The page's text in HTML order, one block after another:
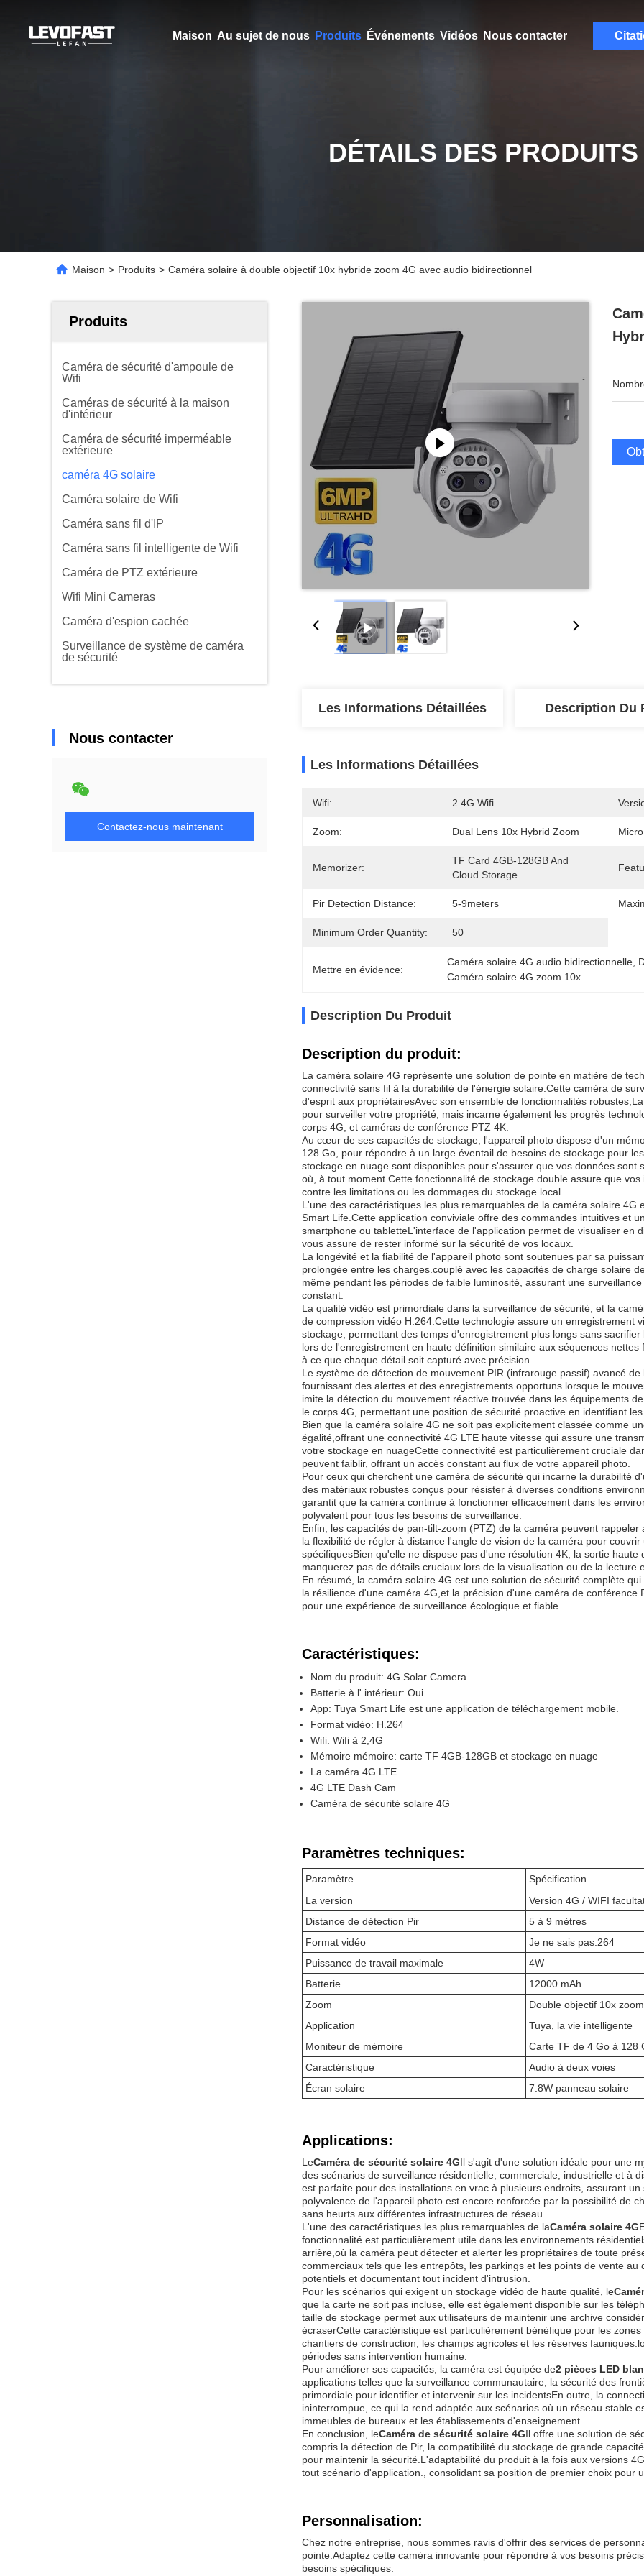
Maison Au sujet de nous Produits Événements Vidéos Nous contacter
DÉTAILS DES PRODUITS
Maison > Produits > Caméra solaire à double objectif 10x hybride zoom 4G avec audio bidirectionnel
Produits
Caméra de sécurité d'ampoule de
Wifi
Caméras de sécurité à la maison
d'intérieur
Caméra de sécurité imperméable
extérieure
caméra 4G solaire
Caméra solaire de Wifi
Caméra sans fil d'IP
Caméra sans fil intelligente de Wifi
Caméra de PTZ extérieure
Wifi Mini Cameras
Caméra d'espion cachée
Surveillance de système de caméra
de sécurité
Nous contacter
Contactez-nous maintenant
Les Informations Détaillées Description Du
Les Informations Détaillées
Wifi: 2.4G Wifi
Zoom: Dual Lens 10x Hybrid Zoom
Memorizer:
TF Card 4GB-128GB And
Cloud Storage
Pir Detection Distance: 5-9meters
Minimum Order Quantity: 50
Mettre en évidence:
Caméra solaire 4G audio bidirectionnelle
Caméra solaire 4G zoom 10x
Description Du Produit
Description du produit:
La caméra solaire 4G représente une solution de pointe en matière de
connectivité sans fil à la durabilité de l'énergie solaire.Cette caméra de
d'esprit aux propriétairesAvec son ensemble de fonctionnalités
pour surveiller votre propriété, mais incarne également les progrès
corps 4G, et caméras de conférence PTZ 4K.
Au cœur de ses capacités de stockage, l'appareil photo dispose d'un
128 Go, pour répondre à un large éventail de besoins de stockage pour
stockage en nuage sont disponibles pour s'assurer que vos données
où, à tout moment.Cette fonctionnalité de stockage double assure que
contre les limitations ou les dommages du stockage local.
L'une des caractéristiques les plus remarquables de la caméra solaire
Smart Life.Cette application conviviale offre des commandes intuitives et
smartphone ou tabletteL'interface de l'application permet de visualiser en
vous assure de rester informé sur la sécurité de vos locaux.
La longévité et la fiabilité de l'appareil photo sont soutenues par sa
prolongée entre les charges.couplé avec les capacités de charge solaire
même pendant les périodes de faible luminosité, assurant une
constant.
La qualité vidéo est primordiale dans la surveillance de sécurité, et la
de compression vidéo H.264.Cette technologie assure un enregistrement
stockage, permettant des temps d'enregistrement plus longs sans
lors de l'enregistrement en haute définition similaire aux séquences
à ce que chaque détail soit capturé avec précision.
Le système de détection de mouvement PIR (infrarouge passif) avancé
fournissant des alertes et des enregistrements opportuns lorsque le
imite la détection du mouvement réactive trouvée dans les équipements
le corps 4G, permettant une position de sécurité proactive en identifiant
Bien que la caméra solaire 4G ne soit pas explicitement classée comme
égalité,offrant une connectivité 4G LTE haute vitesse qui assure une
votre stockage en nuageCette connectivité est particulièrement cruciale
peuvent faiblir, offrant un accès constant au flux de votre appareil photo.
Pour ceux qui cherchent une caméra de sécurité qui incarne la durabilité
des matériaux robustes conçus pour résister à diverses conditions
garantit que la caméra continue à fonctionner efficacement dans les
polyvalent pour tous les besoins de surveillance.
Enfin, les capacités de pan-tilt-zoom (PTZ) de la caméra peuvent
la flexibilité de régler à distance l'angle de vision de la caméra pour
spécifiquesBien qu'elle ne dispose pas d'une résolution 4K, la sortie
manquerez pas de détails cruciaux lors de la visualisation ou de la lecture
En résumé, la caméra solaire 4G est une solution de sécurité complète
la résilience d'une caméra 4G,et la précision d'une caméra de
pour une expérience de surveillance écologique et fiable.
Caractéristiques:
Nom du produit: 4G Solar Camera
Batterie à l' intérieur: Oui
App: Tuya Smart Life est une application de téléchargement mobile.
Format vidéo: H.264
Wifi: Wifi à 2,4G
Mémoire mémoire: carte TF 4GB-128GB et stockage en nuage
La caméra 4G LTE
4G LTE Dash Cam
Caméra de sécurité solaire 4G
Paramètres techniques:
Paramètre
Spécification
La version
Version 4G / WIFI
Distance de détection Pir
5 à 9 mètres
Format vidéo
Je ne sais pas.264
Puissance de travail maximale
4W
Batterie
12000 mAh
Zoom
Double objectif 10x
Application
Tuya, la vie intelligente
Moniteur de mémoire
Carte TF de 4 Go à 128
Caractéristique
Audio à deux voies
Écran solaire
7.8W panneau solaire
Applications:
LeCaméra de sécurité solaire 4GIl s'agit d'une solution idéale pour une
des scénarios de surveillance résidentielle, commerciale, industrielle et à
est parfaite pour des installations en vrac à plusieurs endroits, assurant
polyvalence de l'appareil photo est encore renforcée par la possibilité de
sans heurts aux différentes infrastructures de réseau.
L'une des caractéristiques les plus remarquables de laCaméra solaire 4G
fonctionnalité est particulièrement utile dans les environnements
arrière,où la caméra peut détecter et alerter les propriétaires de toute
commerciaux tels que les entrepôts, les parkings et les points de vente
potentiels et documentant tout incident d'intrusion.
Pour les scénarios qui exigent un stockage vidéo de haute qualité, le
que la carte ne soit pas incluse, elle est également disponible sur les
taille de stockage permet aux utilisateurs de maintenir une archive
écraserCette caractéristique est particulièrement bénéfique pour les
chantiers de construction, les champs agricoles et les réserves
périodes sans intervention humaine.
Pour améliorer ses capacités, la caméra est équipée de2 pièces LED
applications telles que la surveillance communautaire, la sécurité des
primordiale pour identifier et intervenir sur les incidentsEn outre, la
ininterrompue, ce qui la rend adaptée aux scénarios où un réseau stable
immeubles de bureaux et les établissements d'enseignement.
En conclusion, leCaméra de sécurité solaire 4GIl offre une solution de
compris la détection de Pir, la compatibilité du stockage de grande
pour maintenir la sécurité.L'adaptabilité du produit à la fois aux versions
tout scénario d'application., consolidant sa position de premier choix pour
Personnalisation:
Chez notre entreprise, nous sommes ravis d'offrir des services de
pointe.Adaptez cette caméra innovante pour répondre à vos besoins
besoins spécifiques.